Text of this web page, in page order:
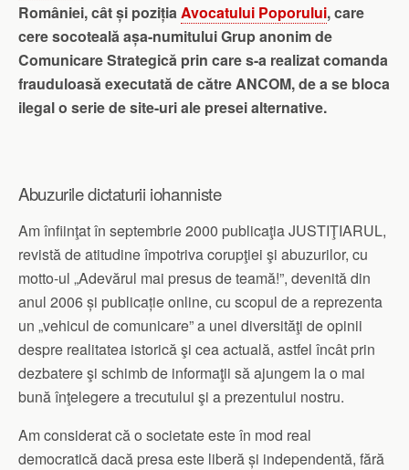
României, cât și pozițiaAvocatului Poporului, care
cere socoteală așa-numitului Grup anonim de
Comunicare Strategică prin care s-a realizat comanda
frauduloasă executată de către ANCOM, de a se bloca
ilegal o serie de site-uri ale presei alternative.
Abuzurile dictaturii iohanniste
Am înfiinţat în septembrie 2000 publicaţia JUSTIŢIARUL,
revistă de atitudine împotriva corupţiei şi abuzurilor, cu
motto-ul „Adevărul mai presus de teamă!”, devenită din
anul 2006 și publicație online, cu scopul de a reprezenta
un „vehicul de comunicare” a unei diversităţi de opinii
despre realitatea istorică şi cea actuală, astfel încât prin
dezbatere şi schimb de informaţii să ajungem la o mai
bună înţelegere a trecutului şi a prezentului nostru.
Am considerat că o societate este în mod real
democratică dacă presa este liberă și independentă, fără